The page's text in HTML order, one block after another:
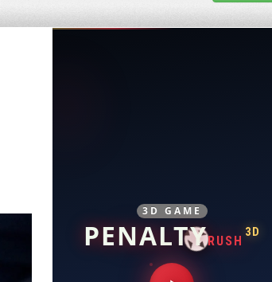
3D GAME
PENALTYRUSH
3D